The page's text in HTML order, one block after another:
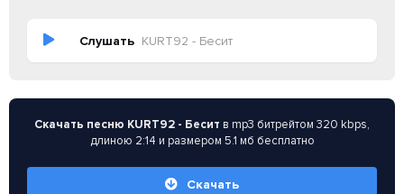
Слушать KURT92 - Бесит
Скачать песню KURT92 - Бесит в mp3 битрейтом 320 kbps,
длиною 2:14 и размером 5.1 мб бесплатно
Скачать